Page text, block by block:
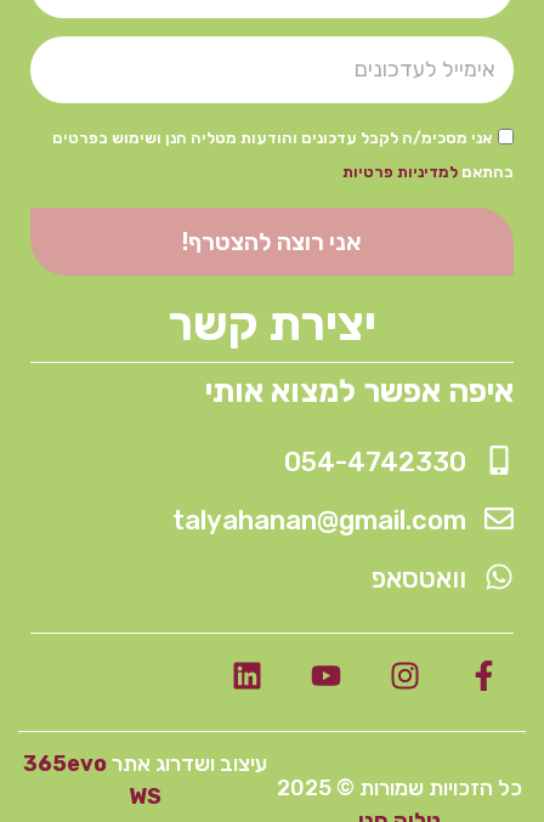
אני מסכימ/ה לקבל עדכונים והודעות מטליה חנן ושימוש בפרטים
בהתאם למדיניות פרטיות
אני רוצה להצטרף!
יצירת קשר
איפה אפשר למצוא אותי
054-4742330
talyahanan@gmail.com
וואטסאפ
כל הזכויות שמורות © 2025
עיצוב ושדרוג אתר365evo
WS